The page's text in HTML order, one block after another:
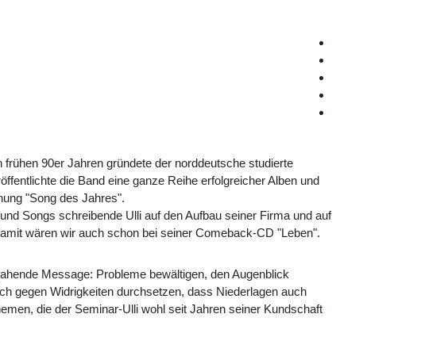
90er Jahren gründete der norddeutsche studierte
die Band eine ganze Reihe erfolgreicher Alben und
"Song des Jahres".
Songs schreibende Ulli auf den Aufbau seiner Firma und auf
wären wir auch schon bei seiner Comeback-CD "Leben".
Message: Probleme bewältigen, den Augenblick
gegen Widrigkeiten durchsetzen, dass Niederlagen auch
die der Seminar-Ulli wohl seit Jahren seiner Kundschaft